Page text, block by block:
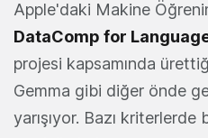
Apple'daki Makine
DataComp for
projesi kapsamında
Gemma gibi diğer önde
yarışıyor. Bazı